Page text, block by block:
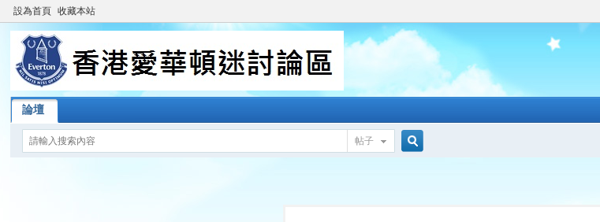
設為首頁 收藏本站
論壇
帖子